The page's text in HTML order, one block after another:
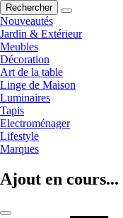
Rechercher
Nouveautés
Jardin & Extérieur
Meubles
Décoration
Art de la table
Linge de Maison
Luminaires
Tapis
Electroménager
Lifestyle
Marques
Ajout en cours...